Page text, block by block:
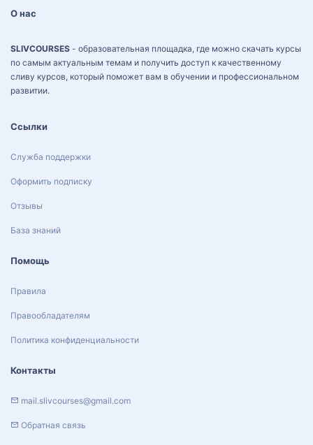
О нас
SLIVCOURSES - образовательная площадка, где можно скачать курсы
по самым актуальным темам и получить доступ к качественному
сливу курсов, который поможет вам в обучении и профессиональном
развитии.
Ссылки
Служба поддержки
Оформить подписку
Отзывы
База знаний
Помощь
Правила
Правообладателям
Политика конфиденциальности
Контакты
mail.slivcourses@gmail.com
Обратная связь